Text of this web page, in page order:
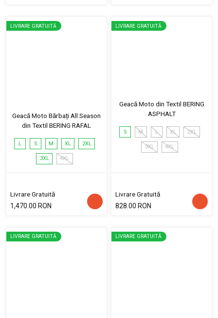
LIVRARE GRATUITĂ
Geacă Moto Bărbați All Season
din Textil BERING RAFAL
L S M XL 2XL
3XL 4XL
Livrare Gratuită
1,470.00 RON
LIVRARE GRATUITĂ
Geacă Moto din Textil BERING
ASPHALT
S M L XL 2XL
3XL 4XL
Livrare Gratuită
828.00 RON
LIVRARE GRATUITĂ LIVRARE GRATUITĂ